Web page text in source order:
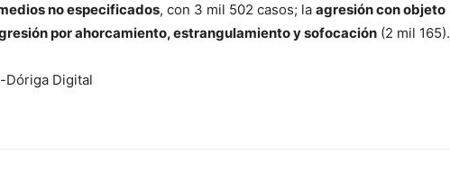
no especificados, con 3 mil 502 casos; la agresión con objeto
por ahorcamiento, estrangulamiento y sofocación (2 mil 165).
Dóriga Digital